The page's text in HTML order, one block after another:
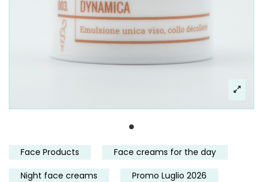
Face Products
Face creams for the day
Night face creams
Promo Luglio 2026